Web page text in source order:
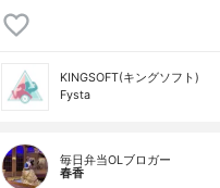
KINGSOFT(キングソフト)
Fysta
毎日弁当OLブロガー
春香